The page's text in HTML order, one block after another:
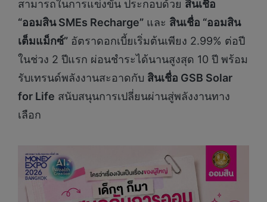
สามารถในการแข่งขัน ประกอบด้วย สินเชื่อ
“ออมสินSMEs Recharge” และ สินเชื่อ “ออมสิน
เต็มแม็กซ์” อัตราดอกเบี้ยเริ่มต้นเพียง 2.99% ต่อปี
ในช่วง 2 ปีแรก ผ่อนชำระได้นานสูงสุด 10 ปี พร้อม
รับเทรนด์พลังงานสะอาดกับ สินเชื่อ GSB Solar
for Life สนับสนุนการเปลี่ยนผ่านสู่พลังงานทาง
เลือก